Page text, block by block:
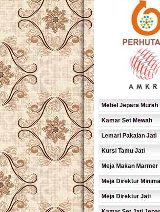
Mebel Jepara Murah
Kamar Set Mewah
Lemari Pakaian Jati
Kursi Tamu Jati
Meja Makan Marmer
Meja Direktur
Meja Direktur Jati